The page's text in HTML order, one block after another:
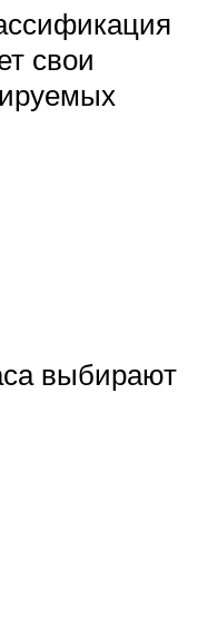
свои
выбирают